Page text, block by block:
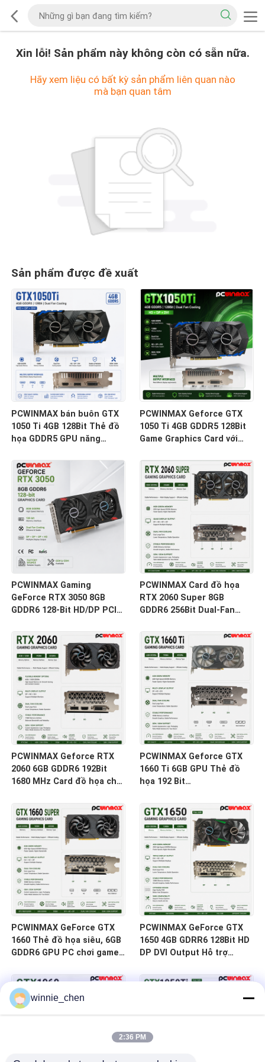
Xin lỗi! Sản phẩm này không còn có sẵn nữa.
Hãy xem liệu có bất kỳ sản phẩm liên quan nào
mà bạn quan tâm
Sản phẩm được đề xuất
PCWINMAX bán buôn GTX
1050 Ti 4GB 128Bit Thẻ đồ
họa GDDR5 GPU năng
DP DVI cho máy tính để
bàn
PCWINMAX Geforce GTX
1050 Ti 4GB GDDR5 128Bit
Game Graphics Card với
Trong kho cho máy tính để
bàn
PCWINMAX Gaming
GeForce RTX 3050 8GB
GDDR6 128-Bit HD/DP PCIe
PC Gaming
PCWINMAX Card đồ họa
RTX 2060 Super 8GB
GDDR6 256Bit Dual-Fan
cho PC chơi game OEM
Bán buôn
PCWINMAX Geforce RTX
2060 6GB GDDR6 192Bit
1680 MHz Card đồ họa chơi
HD/DP/DVI Còn hàng dành
cho các bản dựng máy tính
để bàn
PCWINMAX Geforce GTX
1660 Ti 6GB GPU Thẻ đồ
họa 192 Bit
DVI 14Gbps Bộ nhớ
PCWINMAX GeForce GTX
1660 Thẻ đồ họa siêu, 6GB
GDDR6 GPU PC chơi game
x16 1660S Thẻ chơi game
PCWINMAX GeForce GTX
1650 4GB GDRR6 128Bit HD
DP DVI Output Hỗ trợ
Thẻ đồ họa
winnie_chen
2:36 PM